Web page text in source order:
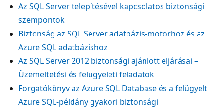
Az SQL Server telepítésével kapcsolatos biztonsági
szempontok
Biztonság az SQL Server adatbázis-motorhoz és az
Azure SQL adatbázishoz
Az SQL Server 2012 biztonsági ajánlott eljárásai –
Üzemeltetési és felügyeleti feladatok
Forgatókönyv az Azure SQL Database és a felügyelt
Azure SQL-példány gyakori biztonsági